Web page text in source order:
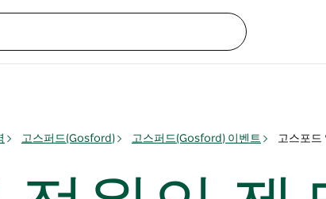
고스퍼드(Gosford) 고스퍼드(Gosford) 이벤트 고스포드